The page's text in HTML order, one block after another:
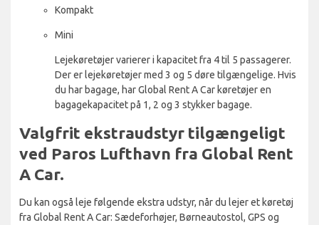
Kompakt
Mini
Lejekøretøjer varierer i kapacitet fra 4 til 5 passagerer.
Der er lejekøretøjer med 3 og 5 døre tilgængelige. Hvis
du har bagage, har Global Rent A Car køretøjer en
bagagekapacitet på 1, 2 og 3 stykker bagage.
Valgfrit ekstraudstyr tilgængeligt
ved Paros Lufthavn fra Global Rent
A Car.
Du kan også leje følgende ekstra udstyr, når du lejer et køretøj
fra Global Rent A Car: Sædeforhøjer, Børneautostol, GPS og